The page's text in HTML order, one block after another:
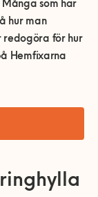
Många som har
hur man
redogöra för hur
Hemfixarna